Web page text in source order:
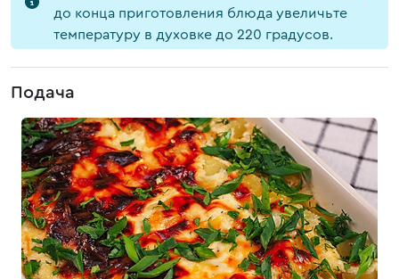
до конца приготовления блюда увеличьте
температуру в духовке до 220 градусов.
Подача